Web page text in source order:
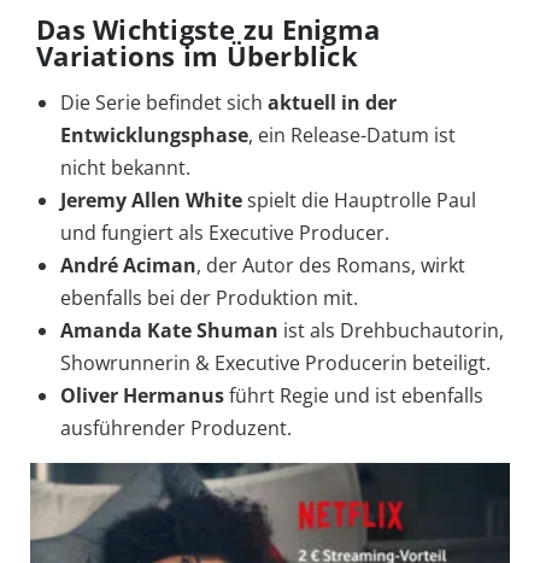
Das Wichtigste zu Enigma
Variations im Überblick
Die Serie befindet sich aktuell in der
Entwicklungsphase, ein Release-Datum ist
nicht bekannt.
Jeremy Allen Whitespielt die Hauptrolle Paul
und fungiert als Executive Producer.
André Aciman, der Autor des Romans, wirkt
ebenfalls bei der Produktion mit.
Amanda Kate Shuman ist als Drehbuchautorin,
Showrunnerin & Executive Producerin beteiligt.
Oliver Hermanusführt Regie und ist ebenfalls
ausführender Produzent.